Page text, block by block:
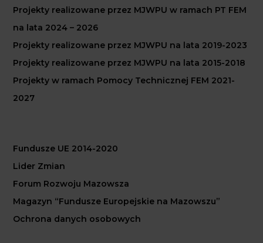
Projekty realizowane przez MJWPU w ramach PT FEM
na lata 2024 – 2026
Projekty realizowane przez MJWPU na lata 2019-2023
Projekty realizowane przez MJWPU na lata 2015-2018
Projekty w ramach Pomocy Technicznej FEM 2021-
2027
Fundusze UE 2014-2020
Lider Zmian
Forum Rozwoju Mazowsza
Magazyn “Fundusze Europejskie na Mazowszu”
Ochrona danych osobowych